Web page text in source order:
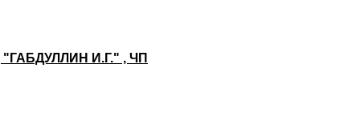
И.Г." , ЧП